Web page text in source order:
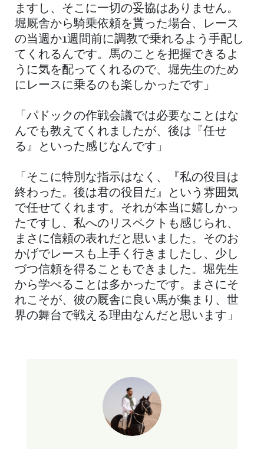
ますし、そこに一切の妥協はありません。
堀厩舎から騎乗依頼を貰った場合、レース
の当週か1週間前に調教で乗れるよう手配し
てくれるんです。馬のことを把握できるよ
うに気を配ってくれるので、堀先生のため
にレースに乗るのも楽しかったです」
「パドックの作戦会議では必要なことはな
んでも教えてくれましたが、後は『任せ
る』といった感じなんです」
「そこに特別な指示はなく、『私の役目は
終わった。後は君の役目だ』という雰囲気
で任せてくれます。それが本当に嬉しかっ
たですし、私へのリスペクトも感じられ、
まさに信頼の表れだと思いました。そのお
かげでレースも上手く行きましたし、少し
づつ信頼を得ることもできました。堀先生
から学べることは多かったです。まさにそ
れこそが、彼の厩舎に良い馬が集まり、世
界の舞台で戦える理由なんだと思います」